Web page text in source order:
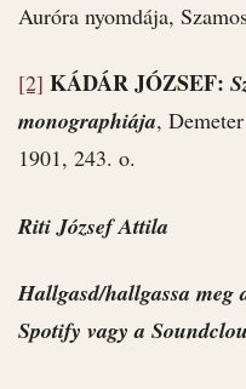
Auróra nyomdája,
[2] KÁDÁR JÓZSEF:
monographiája,
1901, 243. o.
Riti József Attila
Hallgasd/hallgassa meg
Spotify vagy a